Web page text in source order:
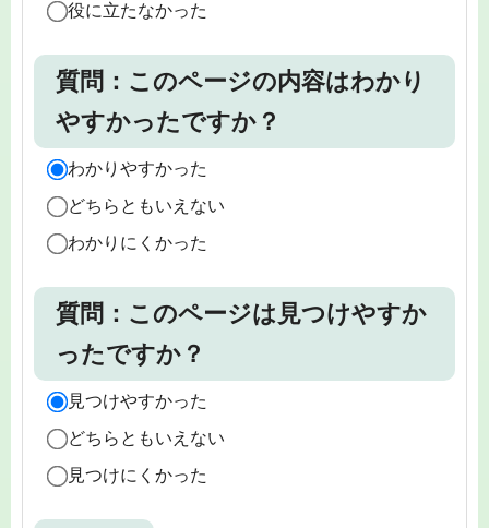
役に立たなかった
質問：このページの内容はわかり
やすかったですか？
わかりやすかった
どちらともいえない
わかりにくかった
質問：このページは見つけやすか
ったですか？
見つけやすかった
どちらともいえない
見つけにくかった